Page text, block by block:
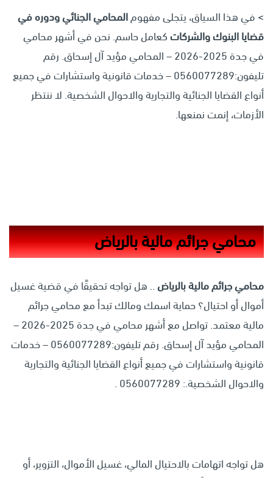
> في هذا السياق، يتجلى مفهومالمحامي الجنائي ودوره في
قضايا البنوك والشركاتكعامل حاسم. نحن في أشهر محامي
في جدة 2025-2026 – المحامي مؤيد آل إسحاق. رقم
تليفون:0560077289 – خدمات قانونية واستشارات في جميع
أنواع القضايا الجنائية والتجارية والاحوال الشخصية. لا ننتظر
الأزمات، إنمت نمنعها.
محامي جرائم مالية بالرياض
محامي جرائم مالية بالرياض.. هل تواجه تحقيقًا في قضية غسيل
أموال أو احتيال؟ حماية اسمك ومالك تبدأ مع محامي جرائم
مالية معتمد. تواصل مع أشهر محامي في جدة 2025-2026 –
المحامي مؤيد آل إسحاق. رقم تليفون:0560077289 – خدمات
قانونية واستشارات في جميع أنواع القضايا الجنائية والتجارية
والاحوال الشخصية.: 0560077289 .
هل تواجه اتهامات بالاحتيال المالي، غسيل الأموال، التزوير، أو